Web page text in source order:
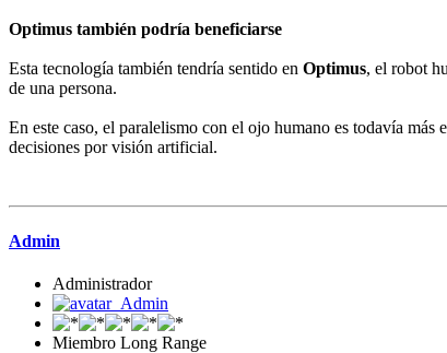
Optimus también podría beneficiarse
Esta tecnología también tendría sentido en Optimus, el robot
de una persona.
En este caso, el paralelismo con el ojo humano es todavía
decisiones por visión artificial.
Admin
Administrador
Miembro Long Range